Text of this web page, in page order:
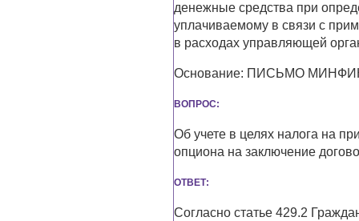
денежные средства при
уплачиваемому в связи с
в расходах управляющей
Основание: ПИСЬМО
ВОПРОС:
Об учете в целях налога на
опциона на заключение
ОТВЕТ:
Согласно статье 429.2